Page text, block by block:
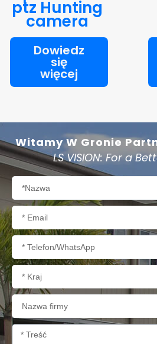
ptz Hunting
camera
Dowiedz
się
więcej
Witamy W Gronie
LS VISION: For a
Nazwa
E-
mail
Telefon/WhatsApp
Kraj
Nazwa
firmy
Treść